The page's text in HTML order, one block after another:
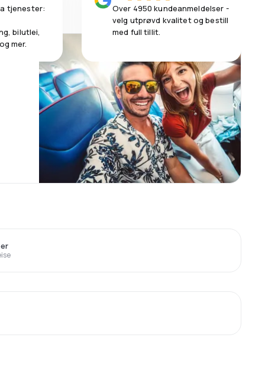
tjenester:
bilutlei,
mer.
Over 4950 kundeanmeldelser -
velg utprøvd kvalitet og bestill
med full tillit.